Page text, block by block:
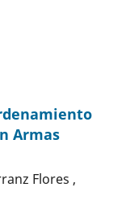
Armas
Flores ,